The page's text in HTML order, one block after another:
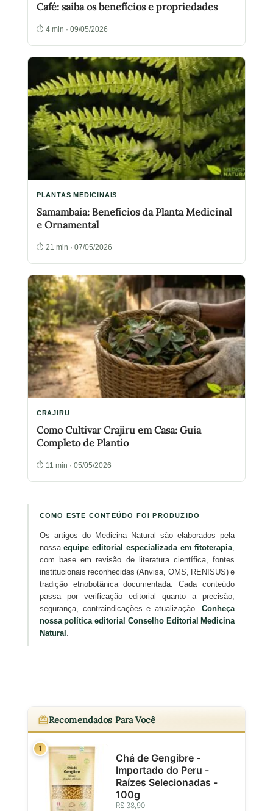
Café: saiba os benefícios e propriedades
⏱ 4 min · 09/05/2026
PLANTAS MEDICINAIS
Samambaia: Benefícios da Planta Medicinal
e Ornamental
⏱ 21 min · 07/05/2026
CRAJIRU
Como Cultivar Crajiru em Casa: Guia
Completo de Plantio
⏱ 11 min · 05/05/2026
COMO ESTE CONTEÚDO FOI PRODUZIDO
Os artigos do Medicina Natural são elaborados pela
nossaequipe editorial especializada em fitoterapia,
com base em revisão de literatura científica, fontes
institucionais reconhecidas (Anvisa, OMS, RENISUS) e
tradição etnobotânica documentada. Cada conteúdo
passa por verificação editorial quanto a precisão,
segurança, contraindicações e atualização.Conheça
nossa política editorial Conselho Editorial Medicina
Natural.
Recomendados Para Você
1
Chá de Gengibre -
Importado do Peru -
Raízes Selecionadas -
100g
R$ 38,90